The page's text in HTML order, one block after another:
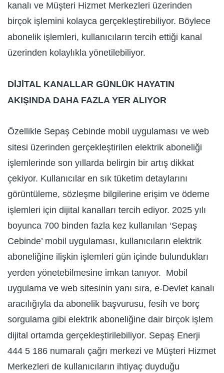
kanalı ve Müşteri Hizmet Merkezleri üzerinden
birçok işlemini kolayca gerçekleştirebiliyor. Böylece
abonelik işlemleri, kullanıcıların tercih ettiği kanal
üzerinden kolaylıkla yönetilebiliyor.
DİJİTAL KANALLAR GÜNLÜK HAYATIN
AKIŞINDA DAHA FAZLA YER ALIYOR
Özellikle Sepaş Cebinde mobil uygulaması ve web
sitesi üzerinden gerçekleştirilen elektrik aboneliği
işlemlerinde son yıllarda belirgin bir artış dikkat
çekiyor. Kullanıcılar en sık tüketim detaylarını
görüntüleme, sözleşme bilgilerine erişim ve ödeme
işlemleri için dijital kanalları tercih ediyor. 2025 yılı
boyunca 700 binden fazla kez kullanılan ‘Sepaş
Cebinde’ mobil uygulaması, kullanıcıların elektrik
aboneliğine ilişkin işlemleri gün içinde bulundukları
yerden yönetebilmesine imkan tanıyor. Mobil
uygulama ve web sitesinin yanı sıra, e-Devlet kanalı
aracılığıyla da abonelik başvurusu, fesih ve borç
sorgulama gibi elektrik aboneliğine dair birçok işlem
dijital ortamda gerçekleştirilebiliyor. Sepaş Enerji
444 5 186 numaralı çağrı merkezi ve Müşteri Hizmet
Merkezleri de kullanıcıların ihtiyaç duyduğu